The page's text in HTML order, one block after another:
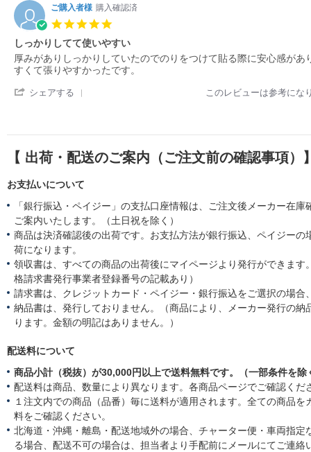
ご購入者様 購入確認済
s
t
a
g
しっかりしてて使いやすい
R
e
i
y
購
入
様
3
M
a
r
2
0
2
6
r
e
i
t
a
t
n
し
っ
か
り
し
て
て
使
い
や
す
厚みがありしっかりしていたのでのりをつけて貼る際に安心感があ
すくて張りやすかったです。
シェアする
r
e
R
e
w
b
y
入
者
様
o
n
3
2
0
2
6
このレビューは参考にな
【 出荷・配送のご案内（ご注文前の確認事項）
お支払いについて
「銀行振込・ペイジー」の支払口座情報は、ご注文後メーカー在
ご案内いたします。（土日祝を除く）
商品は決済確認後の出荷です。お支払方法が銀行振込、ペイジーの
荷になります。
領収書は、すべての商品の出荷後にマイページより発行ができます
格請求書発行事業者登録番号の記載あり）
請求書は、クレジットカード・ペイジー・銀行振込をご選択の場合
納品書は、発行しておりません。（商品により、メーカー発行の納
ります。金額の明記はありません。）
配送料について
商品小計（税抜）が30,000円以上で送料無料です。（一部条件を除
配送料は商品、数量により異なります。各商品ページでご確認くだ
１注文内での商品（品番）毎に送料が適用されます。全ての商品を
料をご確認ください。
北海道・沖縄・離島・配送地域外の場合、チャーター便・車両指定
る場合、配送不可の場合は、担当者より手配前にメールにてご連絡